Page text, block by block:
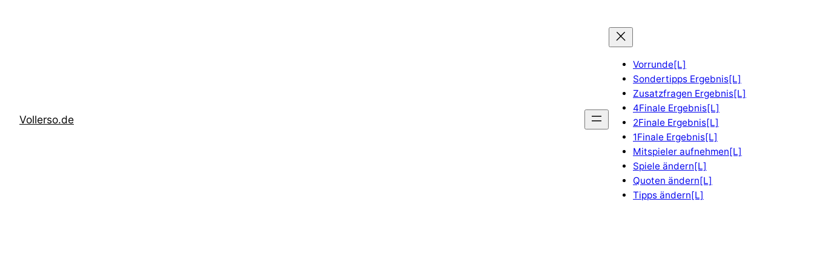
Vollerso.de
Vorrunde[L]
Sondertipps Ergebnis[L]
Zusatzfragen Ergebnis[L]
4Finale Ergebnis[L]
2Finale Ergebnis[L]
1Finale Ergebnis[L]
Mitspieler aufnehmen[L]
Spiele ändern[L]
Quoten ändern[L]
Tipps ändern[L]